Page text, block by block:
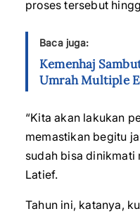
proses tersebut
Baca juga:
Kemenhaj
Umrah Multiple
“Kita akan lakukan
memastikan begitu
sudah bisa dinikmati
Latief.
Tahun ini, katanya,